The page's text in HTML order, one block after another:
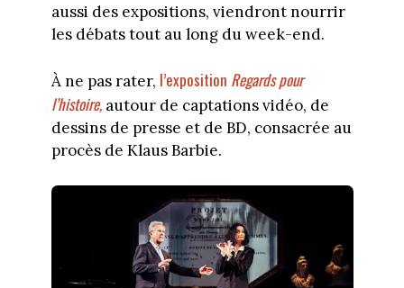
aussi des expositions, viendront nourrir
les débats tout au long du week-end.
À ne pas rater, l’exposition Regards pour
l’histoire,autour de captations vidéo, de
dessins de presse et de BD, consacrée au
procès de Klaus Barbie.